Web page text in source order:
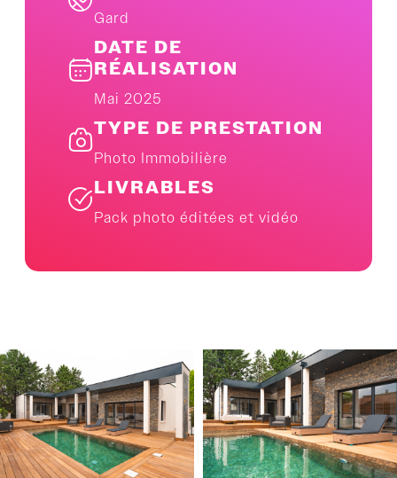
Gard
DATE DE
RÉALISATION
Mai 2025
TYPE DE PRESTATION
Photo Immobilière
LIVRABLES
Pack photo éditées et vidéo